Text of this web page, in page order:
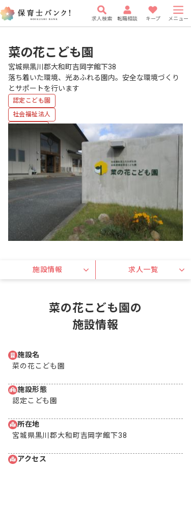
求人検索 転職相談 キープ メニュー
菜の花こども園
宮城県黒川郡大和町吉岡字館下38
落ち着いた環境、光あふれる園内。安全な環境づくり
とサポートを行います
認定こども園
社会福祉法人
研修充実
WEB面接OK
施設情報 求人一覧
菜の花こども園の
施設情報
施設名
菜の花こども園
施設形態
認定こども園
所在地
宮城県黒川郡大和町吉岡字館下38
アクセス